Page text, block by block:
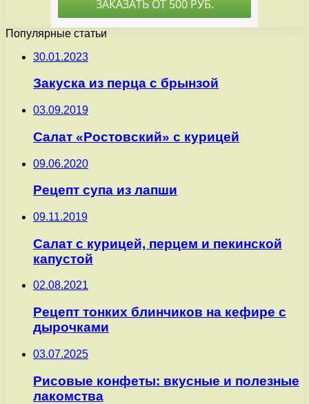
Популярные статьи
30.01.2023
Закуска из перца с брынзой
03.09.2019
Салат «Ростовский» с курицей
09.06.2020
Рецепт супа из лапши
09.11.2019
Салат с курицей, перцем и пекинской
капустой
02.08.2021
Рецепт тонких блинчиков на кефире с
дырочками
03.07.2025
Рисовые конфеты: вкусные и полезные
лакомства